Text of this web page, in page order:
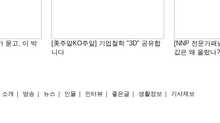
묻고, 이 박
[美주알KO주알] 기업철학 "3D" 공유합
니다
[NNP 전문가패
값은 왜 올랐
소개 방송 뉴스 인물 인터뷰 좋은글 생활정보 기사제보